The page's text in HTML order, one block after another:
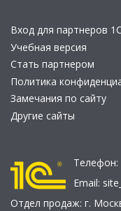
Вход для партнеров 1С
Учебная версия
Стать партнером
Политика
Замечания по сайту
Другие сайты
Телефон:
Email:
Отдел продаж: г.